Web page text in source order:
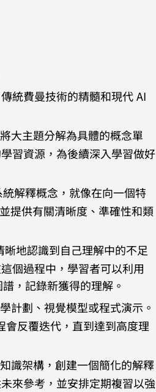
統費曼技術的精髓和現代 AI
大主題分解為具體的概念單
習資源，為後續深入學習做好
解釋概念，就像在向一個特
提供有關清晰度、準確性和類
晰地認識到自己理解中的不足
個過程中，學習者可以利用
，記錄新獲得的理解。
計劃、視覺模型或程式演示。
反覆迭代，直到達到高度理
識架構，創建一個簡化的解釋
來參考，並安排定期複習以強